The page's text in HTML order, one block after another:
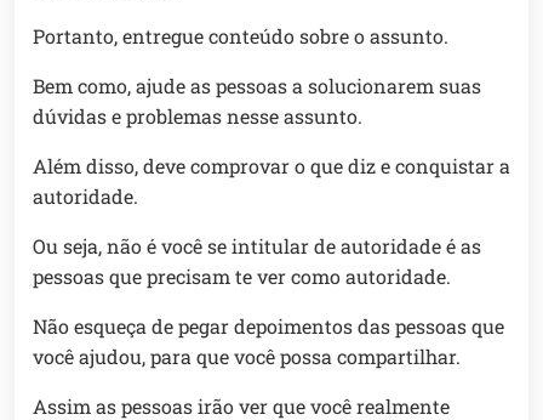
Portanto, entregue conteúdo sobre o assunto.
Bem como, ajude as pessoas a solucionarem suas
dúvidas e problemas nesse assunto.
Além disso, deve comprovar o que diz e conquistar a
autoridade.
Ou seja, não é você se intitular de autoridade é as
pessoas que precisam te ver como autoridade.
Não esqueça de pegar depoimentos das pessoas que
você ajudou, para que você possa compartilhar.
Assim as pessoas irão ver que você realmente